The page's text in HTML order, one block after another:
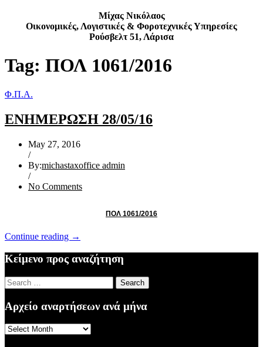
Μίχας Νικόλαος
Οικονομικές, Λογιστικές & Φοροτεχνικές Υπηρεσίες
Ρούσβελτ 51, Λάρισα
Tag: ΠΟΛ 1061/2016
Φ.Π.Α.
ΕΝΗΜΕΡΩΣΗ 28/05/16
May 27, 2016
/
By:michastaxoffice admin
/
No Comments
ΠΟΛ 1061/2016
Continue reading “ΕΝΗΜΕΡΩΣΗ
→
Κείμενο προς αναζήτηση
Search
for:
Αρχείο αναρτήσεων ανά μήνα
Αρχείο